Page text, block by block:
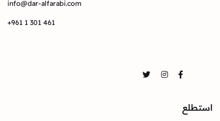
info@dar-alfarabi.com
+961 1 301 461
Facebook
Instagram
Twitter
استطلع